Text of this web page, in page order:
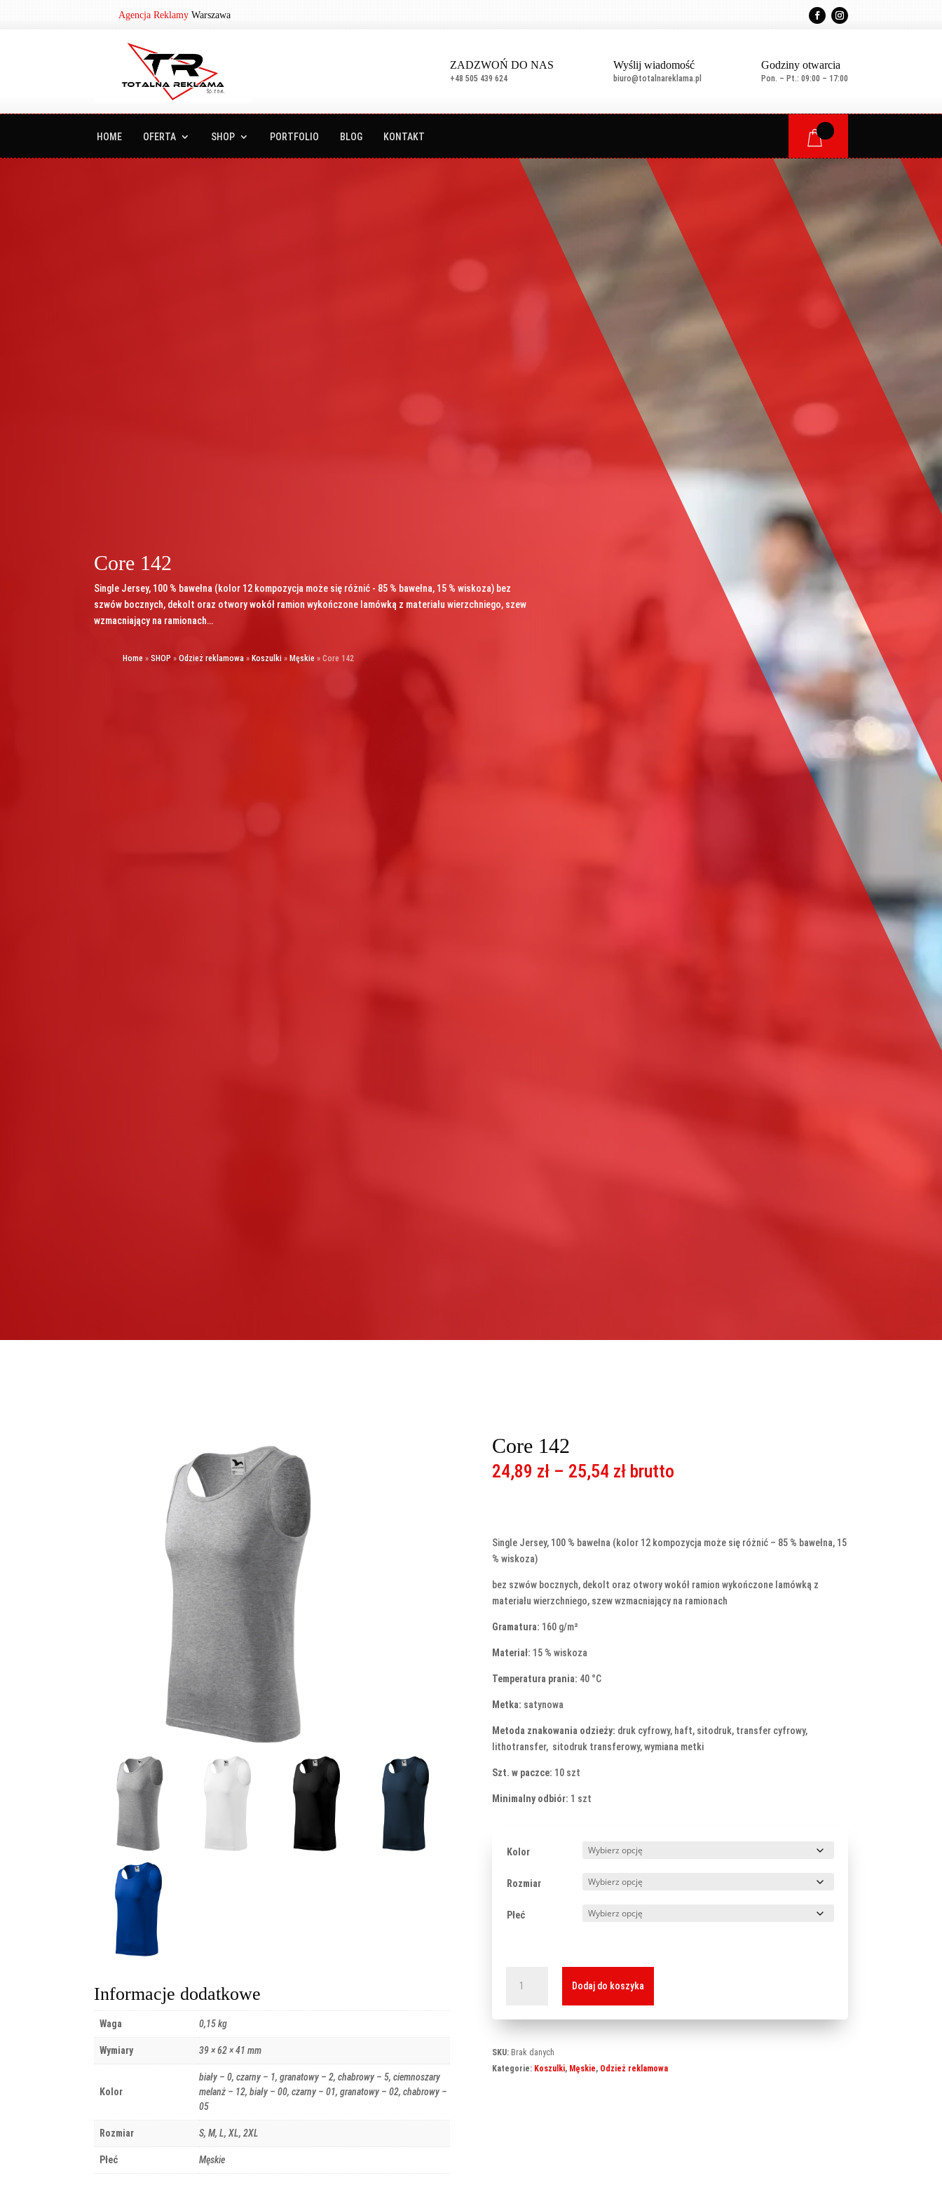
Agencja Reklamy Warszawa
ZADZWOŃ DO NAS
+48 505 439 624
Wyślij wiadomość
biuro@totalnareklama.pl
Godziny otwarcia
Pon. – Pt.: 09:00 – 17:00
HOME OFERTA SHOP PORTFOLIO BLOG KONTAKT
Core 142
Single Jersey, 100 % bawełna (kolor 12 kompozycja może się różnić - 85 % bawełna, 15 % wiskoza) bez
szwów bocznych, dekolt oraz otwory wokół ramion wykończone lamówką z materiału wierzchniego, szew
wzmacniający na ramionach…
Home » SHOP » Odzież reklamowa » Koszulki » Męskie » Core 142
Informacje dodatkowe
Waga 0,15 kg
Wymiary 39 × 62 × 41 mm
Kolor
biały – 0, czarny – 1, granatowy – 2, chabrowy – 5, ciemnoszary
melanż – 12, biały – 00, czarny – 01, granatowy – 02, chabrowy –
05
Rozmiar S, M, L, XL, 2XL
Płeć Męskie
Core 142
24,89 zł – 25,54 złZakres
do
25,54 zł
brutto
Single Jersey, 100 % bawełna (kolor 12 kompozycja może się różnić – 85 % bawełna, 15
% wiskoza)
bez szwów bocznych, dekolt oraz otwory wokół ramion wykończone lamówką z
materiału wierzchniego, szew wzmacniający na ramionach
Gramatura: 160 g/m²
Materiał: 15 % wiskoza
Temperatura prania: 40 °C
Metka: satynowa
Metoda znakowania odzieży: druk cyfrowy, haft, sitodruk, transfer cyfrowy,
lithotransfer, sitodruk transferowy, wymiana metki
Szt. w paczce: 10 szt
Minimalny odbiór: 1 szt
Kolor
Rozmiar
Płeć
Core
Dodaj do koszyka
SKU: Brak danych
Kategorie: Koszulki, Męskie, Odzież reklamowa